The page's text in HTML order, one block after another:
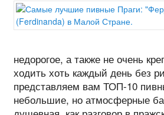
недорогое, а также не очень
ходить хоть каждый день без
представляем вам ТОП-10
небольшие, но атмосферные